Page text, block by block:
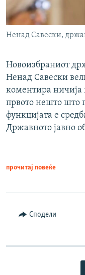
Ненад Савески,
Новоизбраниот
Ненад Савески
коментира ничија
првото нешто што
функцијата е
Државното јавно
прочитај повеќе
Сподели